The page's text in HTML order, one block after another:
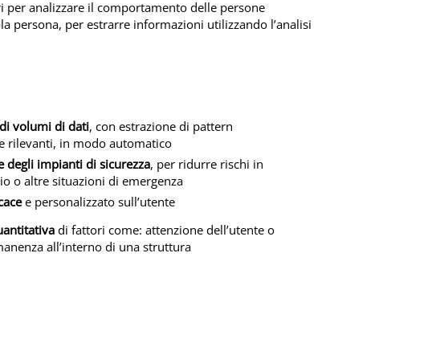
analizzare il comportamento delle persone
persona, per estrarre informazioni utilizzando l’analisi
volumi di dati, con estrazione di pattern
rilevanti, in modo automatico
degli impianti di sicurezza, per ridurre rischi in
o altre situazioni di emergenza
e personalizzato sull’utente
di fattori come: attenzione dell’utente o
all’interno di una struttura